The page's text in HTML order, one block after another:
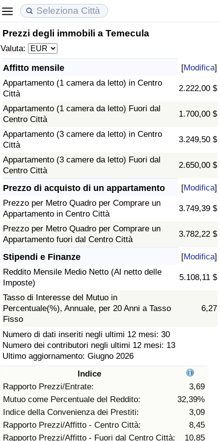
Prezzi degli immobili a Temecula
Valuta:
Affitto mensile [Modifica]
Appartamento (1 camera da letto) in Centro
Città
2.222,00 $
Appartamento (1 camera da letto) Fuori dal
Centro Città
1.700,00 $
Appartamento (3 camere da letto) in Centro
Città
3.249,50 $
Appartamento (3 camere da letto) Fuori dal
Centro Città
2.650,00 $
Prezzo di acquisto di un appartamento [Modifica]
Prezzo per Metro Quadro per Comprare un
Appartamento in Centro Città
3.749,39 $
Prezzo per Metro Quadro per Comprare un
Appartamento fuori dal Centro Città
3.782,22 $
Stipendi e Finanze [Modifica]
Reddito Mensile Medio Netto (Al netto delle
Imposte)
5.108,11 $
Tasso di Interesse del Mutuo in
Percentuale(%), Annuale, per 20 Anni a Tasso
Fisso
6,27
Numero di dati inseriti negli ultimi 12 mesi: 30
Numero dei contributori negli ultimi 12 mesi: 13
Ultimo aggiornamento: Giugno 2026
Indice
Rapporto Prezzi/Entrate:
3,69
Mutuo come Percentuale del Reddito:
32,39%
Indice della Convenienza dei Prestiti:
3,09
Rapporto Prezzi/Affitto - Centro Città:
8,45
Rapporto Prezzi/Affitto - Fuori dal Centro Città:
10,85
Costo della vita
Indice Del Costo Della Vita (corrente)
Indice Del Costo Della Vita
Indice del Costo della Vita per Nazione
ad Aqaba
Prezzi degli immobili
Indice del Prezzo delle Case (Corrente)
Indice del Prezzo delle Case
Indice del Prezzo delle Case per Nazione
Qualità della Vita
Indice della Qualità della Vita
Indice della Qualità della Vita (Corrente)
Indice della qualità della vita per Paese
Criminalità
Indice del Tasso di Criminalità (Corrente)
Indice della Criminalità
Indice di criminalità per paese
Assistenza Sanitaria
Indice dell’Assistenza Sanitaria (Corrente)
Indice dell’Assistenza Sanitaria
Indice dell’Assistenza Sanitaria per
Nazione
Inquinamento
Indice dell’Inquinamento (Corrente)
Indice di inquinamento
Indice dell’Inquinamento per Nazione